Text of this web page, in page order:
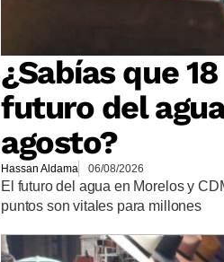
¿Sabías que
futuro del
agosto?
Hassan Aldama 06/08/2026
El futuro del agua en Morelos y
puntos son vitales para millones